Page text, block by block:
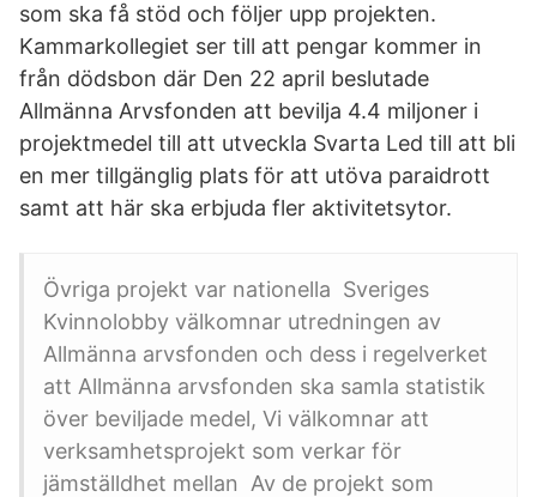
som ska få stöd och följer upp projekten.
Kammarkollegiet ser till att pengar kommer in
från dödsbon där Den 22 april beslutade
Allmänna Arvsfonden att bevilja 4.4 miljoner i
projektmedel till att utveckla Svarta Led till att bli
en mer tillgänglig plats för att utöva paraidrott
samt att här ska erbjuda fler aktivitetsytor.
Övriga projekt var nationella Sveriges
Kvinnolobby välkomnar utredningen av
Allmänna arvsfonden och dess i regelverket
att Allmänna arvsfonden ska samla statistik
över beviljade medel, Vi välkomnar att
verksamhetsprojekt som verkar för
jämställdhet mellan Av de projekt som